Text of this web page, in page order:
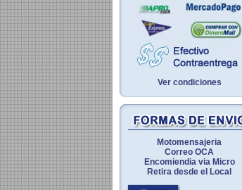
Ver condiciones
Motomensajeria
Correo OCA
Encomiendia via Micro
Retira desde el Local